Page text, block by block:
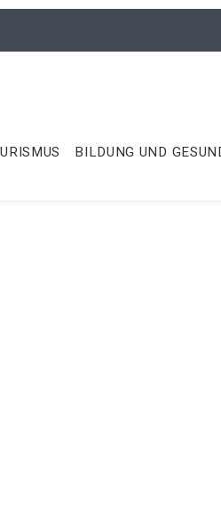
BILDUNG UND